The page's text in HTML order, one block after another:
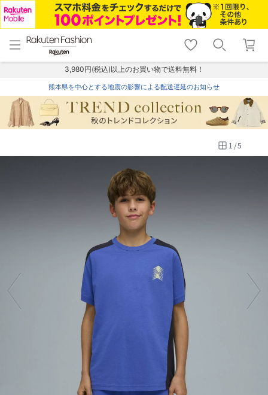
menu home
トップ
shopping_cart lock_outline
ログイン
3,980円(税込)以上のお買い物で送料無料！
熊本県を中心とする地震の影響による配送遅延のお知らせ
1 /5